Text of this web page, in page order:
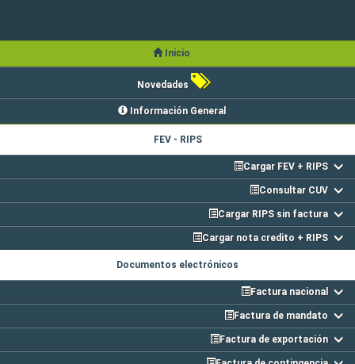
Inicio
Novedades
Información General
FEV - RIPS
Cargar FEV + RIPS
Consultar CUV
Cargar RIPS sin factura
Cargar nota credito + RIPS
Documentos electrónicos
Factura nacional
Factura de mandato
Factura de exportación